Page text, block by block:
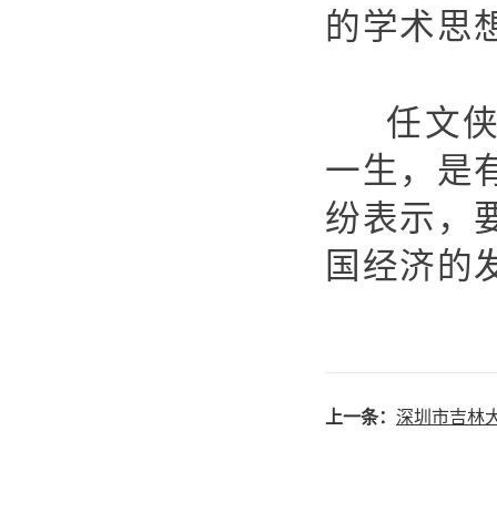
的学术思
任文
一生，是
纷表示，
国经济的
上一条： 深圳市吉林